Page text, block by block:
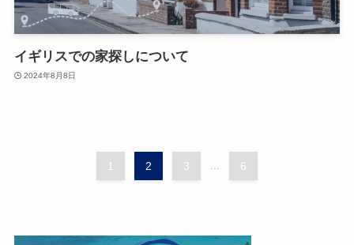
イギリスでの家探しについて
2024年8月8日
1 2 3 6